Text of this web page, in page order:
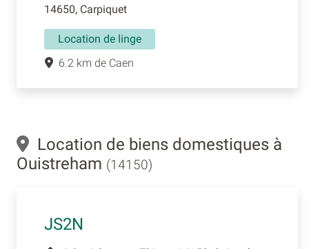
14650, Carpiquet
Location de linge
6.2 km de Caen
Location de biens domestiques à
Ouistreham (14150)
JS2N